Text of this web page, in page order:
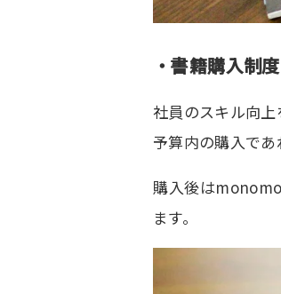
・書籍購入制度
社員のスキル向
予算内の購入であ
購入後は
ます。